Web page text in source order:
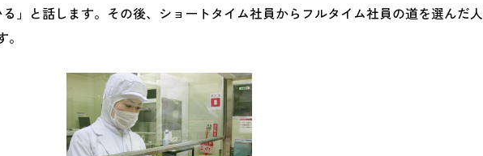
」と話します。その後、ショートタイム社員からフルタイム社員の道を選んだ人